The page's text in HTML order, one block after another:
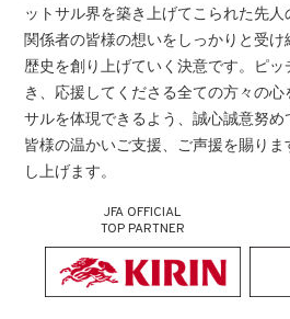
ットサル界を築き上げてこられた先人
関係者の皆様の想いをしっかりと受
歴史を創り上げていく決意です。ピ
き、応援してくださる全ての方々の
サルを体現できるよう、誠心誠意努
皆様の温かいご支援、ご声援を賜り
し上げます。
JFA OFFICIAL
TOP PARTNER